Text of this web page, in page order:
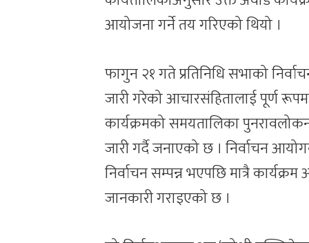
आयोजना गर्ने तय गरिएको थियो ।
फागुन २१ गते प्रतिनिधि सभाको
जारी गरेको आचारसंहितालाई पूर्ण
कार्यक्रमको समयतालिका
जारी गर्दै जनाएको छ । निर्वाचन
निर्वाचन सम्पन्न भएपछि मात्रै
जानकारी गराइएको छ ।